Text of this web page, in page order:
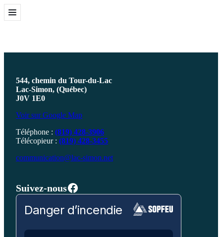
Aller
auOuvrir
544, chemin du Tour-du-Lac
Lac-Simon, (Québec)
J0V 1E0
Voir sur Google Map
Téléphone : (819) 428-3906
Télécopieur : (819) 428-3455
communication@lac-simon.net
Suivez-nousFacebook
Danger d’incendie